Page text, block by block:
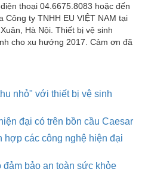
thoại 04.6675.8083 hoặc đến
Công ty TNHH EU VIỆT NAM tại
Hà Nội. Thiết bị vệ sinh
cho xu hướng 2017. Cảm ơn đã
nhỏ" với thiết bị vệ sinh
đại có trên bồn cầu Caesar
hợp các công nghệ hiện đại
bảo an toàn sức khỏe